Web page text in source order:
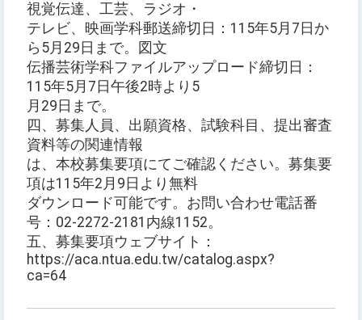
視覚伝達、工芸、ラジオ・
テレビ、映画学科郵送締切日：115年5月7日か
ら5月29日まで。図文
伝播芸術学科ファイルアップロード締切日：
115年5月7日午後2時より5
月29日まで。
四、募集人員、出願資格、試験科目、提出審査
資料等の関連情報
は、本校募集要項にてご確認ください。募集要
項は115年2月9日より無料
ダウンロード可能です。お問い合わせ電話番
号：02-2272-2181内線1152。
五、募集要項ウェブサイト：
https://aca.ntua.edu.tw/catalog.aspx?
ca=64